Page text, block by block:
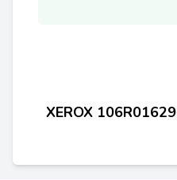
XEROX 106R01629